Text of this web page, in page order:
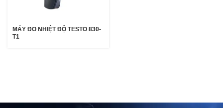
MÁY ĐO NHIỆT ĐỘ TESTO 830-
T1